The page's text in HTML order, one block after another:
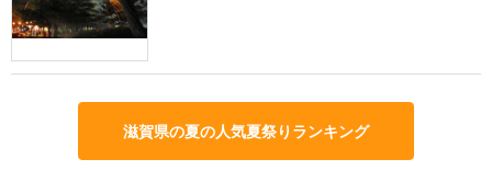
滋賀県の夏の人気夏祭りランキング